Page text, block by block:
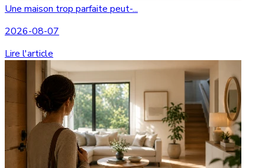
Une maison trop parfaite peut-...
2026-08-07
Lire l'article